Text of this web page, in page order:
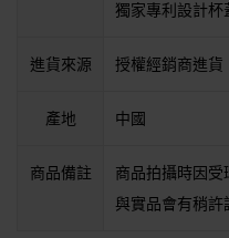
獨家專利設計杯
進貨來源 授權經銷商進貨
產地 中國
商品備註
商品拍攝時因受
與實品會有稍許